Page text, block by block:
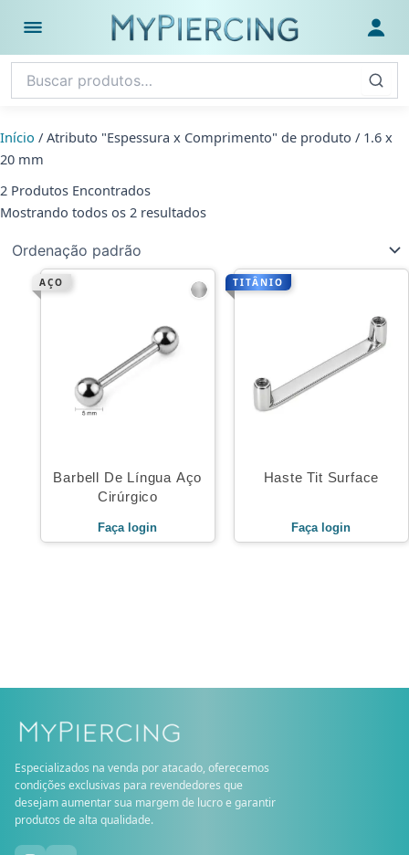
Abrir menu
para
o
conteúdo
Início / Atributo "Espessura x Comprimento" de produto / 1.6 x
20 mm
2 Produtos Encontrados
Mostrando todos os 2 resultados
AÇO
Barbell De Língua Aço
Cirúrgico
Faça login
TITÂNIO
Haste Tit Surface
Faça login
Especializados na venda por atacado, oferecemos
condições exclusivas para revendedores que
desejam aumentar sua margem de lucro e garantir
produtos de alta qualidade.